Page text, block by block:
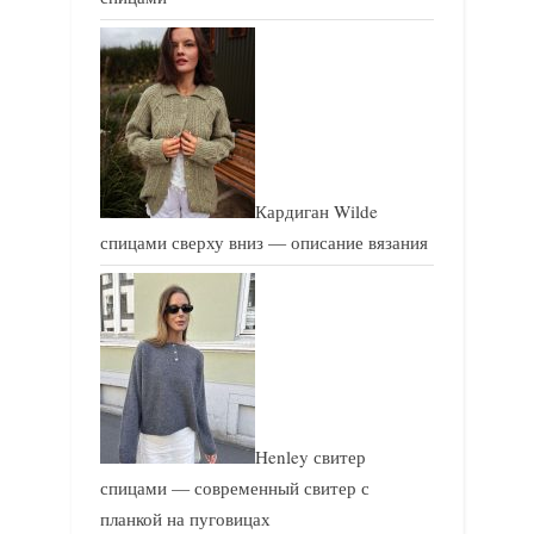
Кардиган Wilde
спицами сверху вниз — описание вязания
Henley свитер
спицами — современный свитер с
планкой на пуговицах